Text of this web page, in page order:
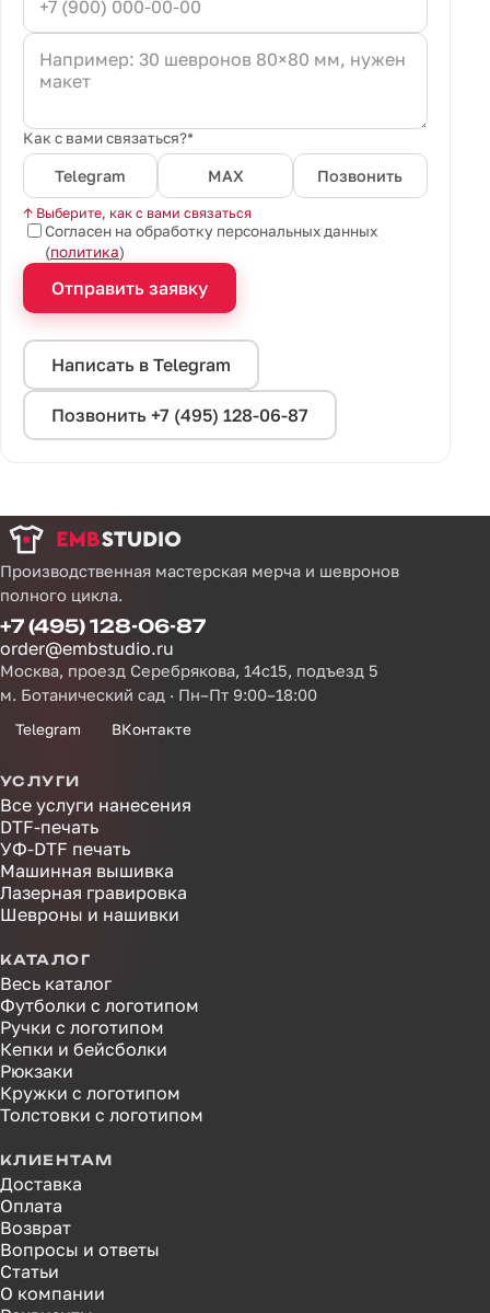
Как с вами связаться?*
Telegram MAX Позвонить
↑ Выберите, как с вами связаться
Согласен на обработку персональных данных
(политика)
Отправить заявку
Написать в Telegram
Позвонить +7 (495) 128-06-87
Производственная мастерская мерча и шевронов
полного цикла.
+7 (495) 128-06-87
order@embstudio.ru
Москва, проезд Серебрякова, 14с15, подъезд 5
м. Ботанический сад · Пн–Пт 9:00–18:00
Telegram ВКонтакте
УСЛУГИ
Все услуги нанесения
DTF-печать
УФ-DTF печать
Машинная вышивка
Лазерная гравировка
Шевроны и нашивки
КАТАЛОГ
Весь каталог
Футболки с логотипом
Ручки с логотипом
Кепки и бейсболки
Рюкзаки
Кружки с логотипом
Толстовки с логотипом
КЛИЕНТАМ
Доставка
Оплата
Возврат
Вопросы и ответы
Статьи
О компании